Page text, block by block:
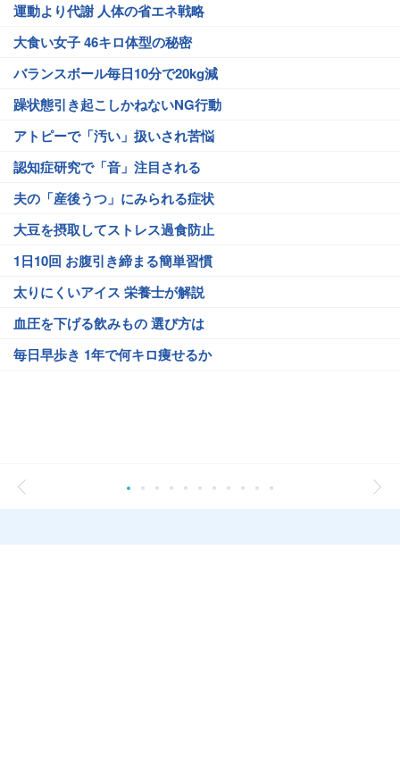
運動より代謝 人体の省エネ戦略
大食い女子 46キロ体型の秘密
バランスボール毎日10分で20kg減
躁状態引き起こしかねないNG行動
アトピーで「汚い」扱いされ苦悩
認知症研究で「音」注目される
夫の「産後うつ」にみられる症状
大豆を摂取してストレス過食防止
1日10回 お腹引き締まる簡単習慣
太りにくいアイス 栄養士が解説
血圧を下げる飲みもの 選び方は
毎日早歩き 1年で何キロ痩せるか